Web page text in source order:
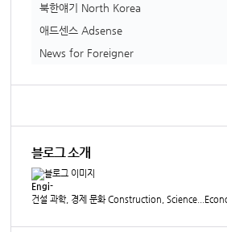
북한얘기 North Korea
애드센스 Adsense
News for Foreigner
블로그 소개
Engi-
건설 과학, 경제 문화 Construction,